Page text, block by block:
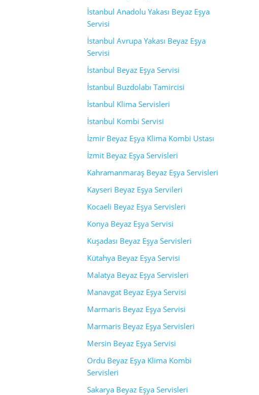
İstanbul Anadolu Yakası Beyaz Eşya
Servisi
İstanbul Avrupa Yakası Beyaz Eşya
Servisi
İstanbul Beyaz Eşya Servisi
İstanbul Buzdolabı Tamircisi
İstanbul Klima Servisleri
İstanbul Kombi Servisi
İzmir Beyaz Eşya Klima Kombi Ustası
İzmit Beyaz Eşya Servisleri
Kahramanmaraş Beyaz Eşya Servisleri
Kayseri Beyaz Eşya Servileri
Kocaeli Beyaz Eşya Servisleri
Konya Beyaz Eşya Servisi
Kuşadası Beyaz Eşya Servisleri
Kütahya Beyaz Eşya Servisi
Malatya Beyaz Eşya Servisleri
Manavgat Beyaz Eşya Servisi
Marmaris Beyaz Eşya Servisi
Marmaris Beyaz Eşya Servisleri
Mersin Beyaz Eşya Servisi
Ordu Beyaz Eşya Klima Kombi
Servisleri
Sakarya Beyaz Eşya Servisleri